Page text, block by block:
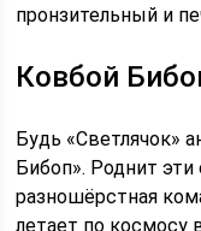
пронзительный и
Ковбой
Будь «Светлячок»
Бибоп». Роднит
разношёрстная
летает по космосу